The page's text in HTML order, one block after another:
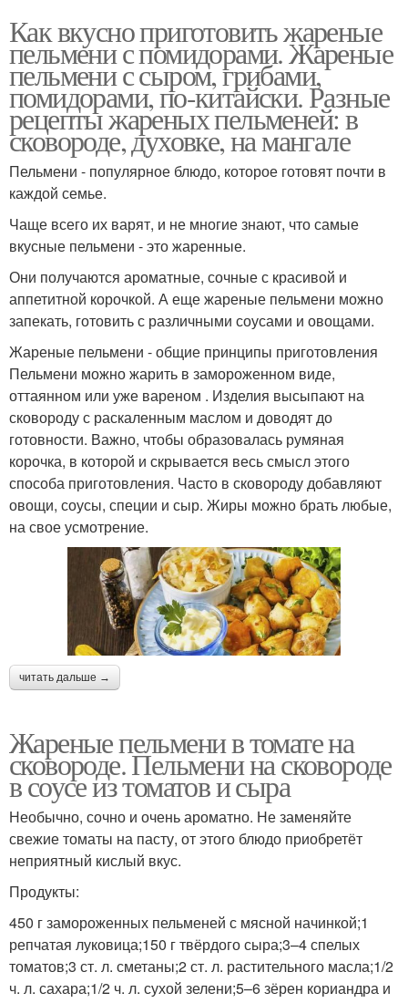
Как вкусно приготовить жареные
пельмени с помидорами. Жареные
пельмени с сыром, грибами,
помидорами, по-китайски. Разные
рецепты жареных пельменей: в
сковороде, духовке, на мангале
Пельмени - популярное блюдо, которое готовят почти в
каждой семье.
Чаще всего их варят, и не многие знают, что самые
вкусные пельмени - это жаренные.
Они получаются ароматные, сочные с красивой и
аппетитной корочкой. А еще жареные пельмени можно
запекать, готовить с различными соусами и овощами.
Жареные пельмени - общие принципы приготовления
Пельмени можно жарить в замороженном виде,
оттаянном или уже вареном . Изделия высыпают на
сковороду с раскаленным маслом и доводят до
готовности. Важно, чтобы образовалась румяная
корочка, в которой и скрывается весь смысл этого
способа приготовления. Часто в сковороду добавляют
овощи, соусы, специи и сыр. Жиры можно брать любые,
на свое усмотрение.
читать дальше →
Жареные пельмени в томате на
сковороде. Пельмени на сковороде
в соусе из томатов и сыра
Необычно, сочно и очень ароматно. Не заменяйте
свежие томаты на пасту, от этого блюдо приобретёт
неприятный кислый вкус.
Продукты:
450 г замороженных пельменей с мясной начинкой;1
репчатая луковица;150 г твёрдого сыра;3–4 спелых
томатов;3 ст. л. сметаны;2 ст. л. растительного масла;1/2
ч. л. сахара;1/2 ч. л. сухой зелени;5–6 зёрен кориандра и